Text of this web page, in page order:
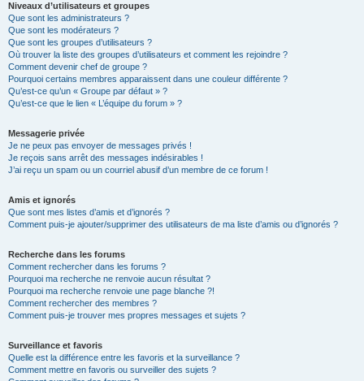
Niveaux d’utilisateurs et groupes
Que sont les administrateurs ?
Que sont les modérateurs ?
Que sont les groupes d’utilisateurs ?
Où trouver la liste des groupes d’utilisateurs et comment les rejoindre ?
Comment devenir chef de groupe ?
Pourquoi certains membres apparaissent dans une couleur différente ?
Qu’est-ce qu’un « Groupe par défaut » ?
Qu’est-ce que le lien « L’équipe du forum » ?
Messagerie privée
Je ne peux pas envoyer de messages privés !
Je reçois sans arrêt des messages indésirables !
J’ai reçu un spam ou un courriel abusif d’un membre de ce forum !
Amis et ignorés
Que sont mes listes d’amis et d’ignorés ?
Comment puis-je ajouter/supprimer des utilisateurs de ma liste d’amis ou d’ignorés ?
Recherche dans les forums
Comment rechercher dans les forums ?
Pourquoi ma recherche ne renvoie aucun résultat ?
Pourquoi ma recherche renvoie une page blanche ?!
Comment rechercher des membres ?
Comment puis-je trouver mes propres messages et sujets ?
Surveillance et favoris
Quelle est la différence entre les favoris et la surveillance ?
Comment mettre en favoris ou surveiller des sujets ?